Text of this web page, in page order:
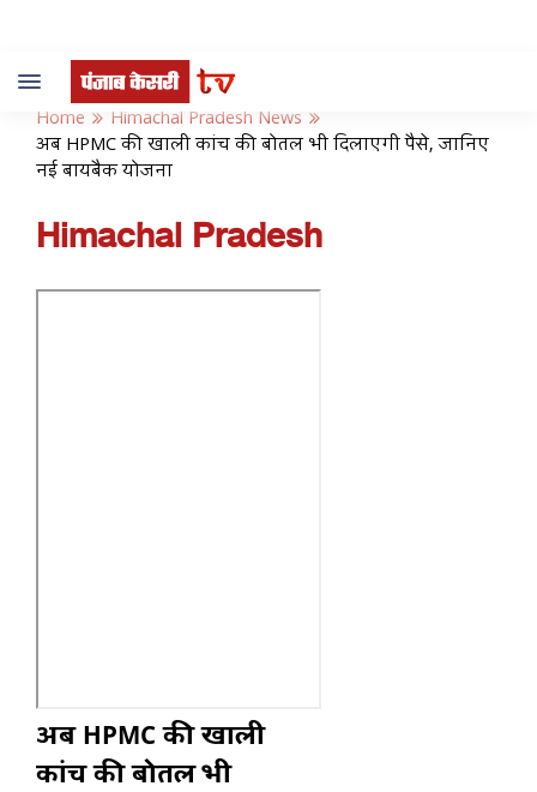
Toggle
navigation
Home
Himachal Pradesh News
अब HPMC की खाली कांच की बोतल भी दिलाएगी पैसे, जानिए
नई बायबैक योजना
Himachal Pradesh
अब HPMC की खाली
कांच की बोतल भी